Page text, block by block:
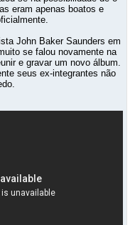
eram apenas boatos e
John Baker Saunders em
se falou novamente na
e gravar um novo álbum.
seus ex-integrantes não